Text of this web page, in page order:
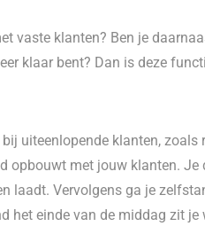
vaste klanten? Ben je
klaar bent? Dan is deze
uiteenlopende klanten, zoals
opbouwt met jouw klanten. Je
laadt. Vervolgens ga je
het einde van de middag zit je